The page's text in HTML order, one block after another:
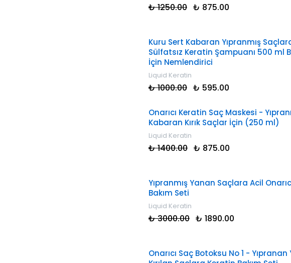
₺ 1250.00 ₺ 875.00
Kuru Sert Kabaran Yıpranmış
Sülfatsız Keratin Şampuanı 500 ml
İçin Nemlendirici
Liquid Keratin
₺ 1000.00 ₺ 595.00
Onarıcı Keratin Saç Maskesi -
Kabaran Kırık Saçlar İçin (250 ml)
Liquid Keratin
₺ 1400.00 ₺ 875.00
Yıpranmış Yanan Saçlara Acil
Bakım Seti
Liquid Keratin
₺ 3000.00 ₺ 1890.00
Onarıcı Saç Botoksu No 1 -